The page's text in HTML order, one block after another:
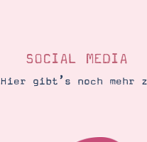
SOCIAL MEDIA
Hier gibt’s noch mehr